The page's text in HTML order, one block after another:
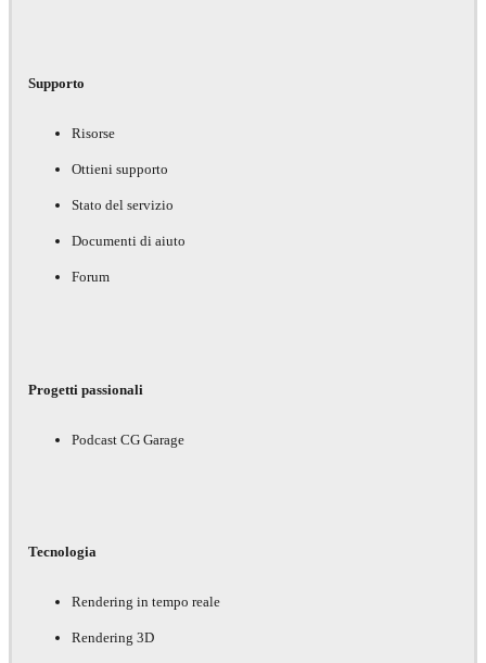
Supporto
Risorse
Ottieni supporto
Stato del servizio
Documenti di aiuto
Forum
Progetti passionali
Podcast CG Garage
Tecnologia
Rendering in tempo reale
Rendering 3D